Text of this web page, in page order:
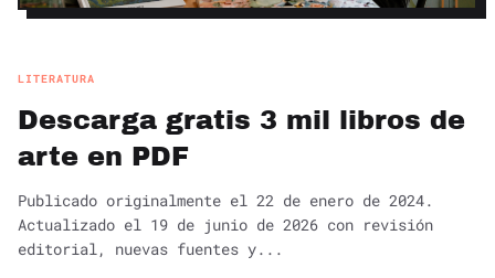
LITERATURA
Descarga gratis 3 mil libros de
arte en PDF
Publicado originalmente el 22 de enero de 2024.
Actualizado el 19 de junio de 2026 con revisión
editorial, nuevas fuentes y...